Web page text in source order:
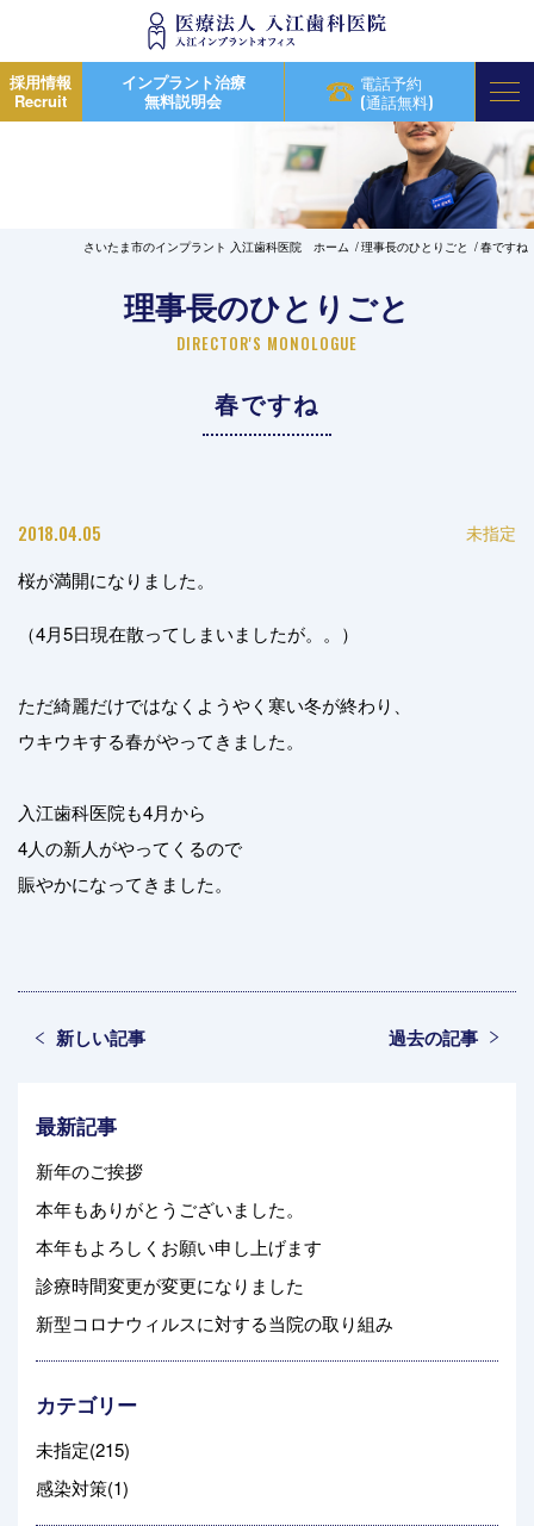
採用情報
Recruit
インプラント治療
無料説明会
電話予約
(通話無料)
さいたま市のインプラント 入江歯科医院 ホーム 理事長のひとりごと 春ですね
理事長のひとりごと
DIRECTOR'S MONOLOGUE
春ですね
2018.04.05 未指定
桜が満開になりました。
（4月5日現在散ってしまいましたが。。）
ただ綺麗だけではなくようやく寒い冬が終わり、
ウキウキする春がやってきました。
入江歯科医院も4月から
4人の新人がやってくるので
賑やかになってきました。
新しい記事 過去の記事
最新記事
新年のご挨拶
本年もありがとうございました。
本年もよろしくお願い申し上げます
診療時間変更が変更になりました
新型コロナウィルスに対する当院の取り組み
カテゴリー
未指定(215)
感染対策(1)